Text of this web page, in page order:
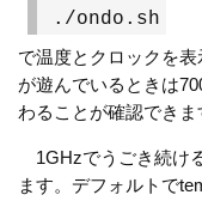
./ondo.sh
で温度とクロックを
が遊んでいるときは
わることが確認できま
1GHzでうごき続け
ます。デフォルトで